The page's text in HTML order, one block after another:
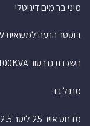
מיני בר מים דיגיטלי
בוסטר הנעה למשאית 24V
השכרת גנרטור 100KVA
מנגל גז
מדחס אויר 25 ליטר 2.5 כ"ס ראש אחד – 220V